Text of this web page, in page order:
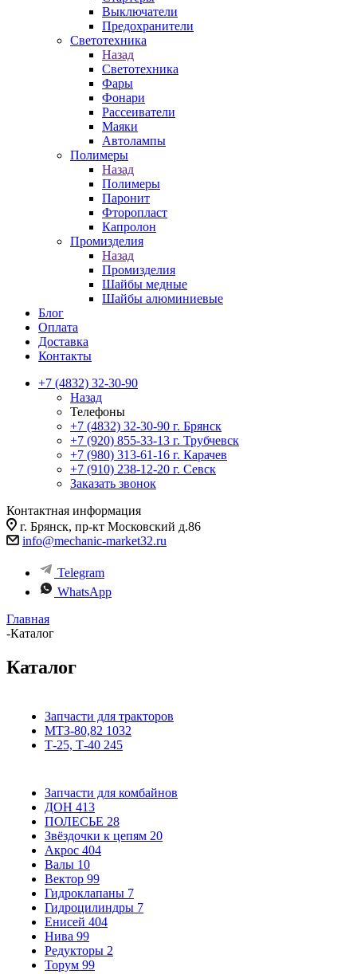
Выключатели
Предохранители
Светотехника
Назад
Светотехника
Фары
Фонари
Рассеиватели
Маяки
Автолампы
Полимеры
Назад
Полимеры
Паронит
Фторопласт
Капролон
Промизделия
Назад
Промизделия
Шайбы медные
Шайбы алюминиевые
Блог
Оплата
Доставка
Контакты
+7 (4832) 32-30-90
Назад
Телефоны
+7 (4832) 32-30-90 г. Брянск
+7 (920) 855-33-13 г. Трубчевск
+7 (980) 313-61-16 г. Карачев
+7 (910) 238-12-20 г. Севск
Заказать звонок
Контактная информация
г. Брянск, пр-кт Московский д.86
info@mechanic-market32.ru
Telegram
WhatsApp
Главная
-Каталог
Каталог
Запчасти для тракторов
МТЗ-80,82 1032
Т-25, Т-40 245
Запчасти для комбайнов
ДОН 413
ПОЛЕСЬЕ 28
Звёздочки к цепям 20
Акрос 404
Валы 10
Вектор 99
Гидроклапаны 7
Гидроцилиндры 7
Енисей 404
Нива 99
Редукторы 2
Торум 99